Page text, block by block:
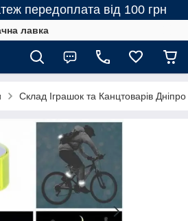
передоплата від 100 грн
лавка
Склад Іграшок та Канцтоварів Дніпро